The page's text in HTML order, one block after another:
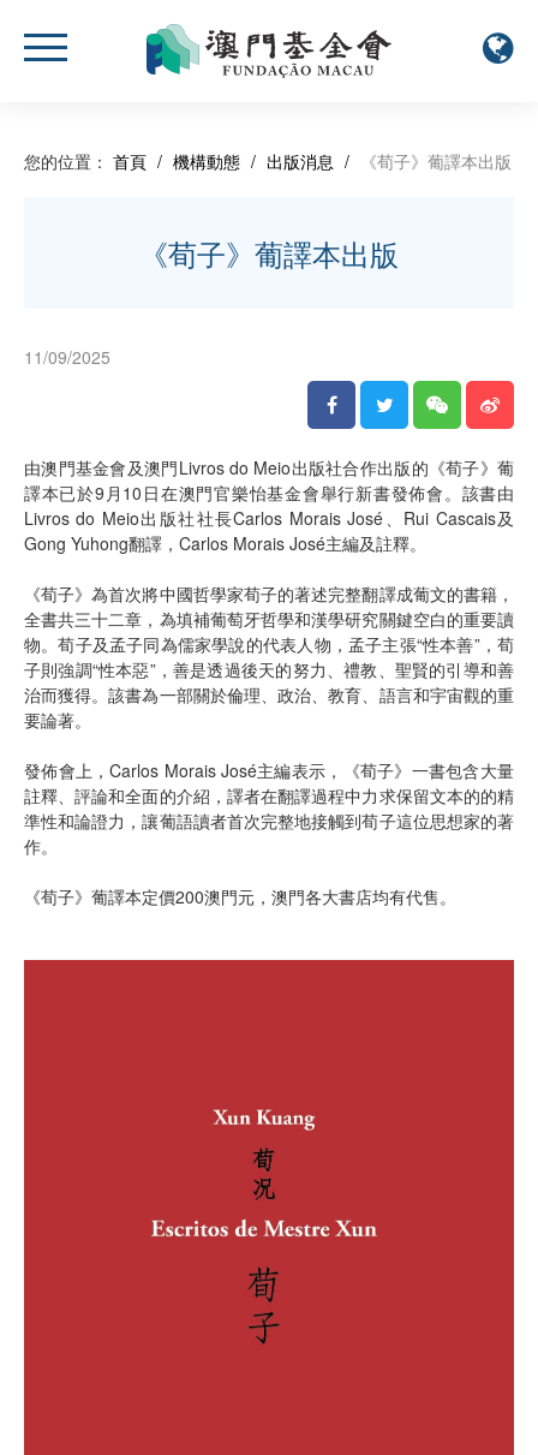
您的位置： 首頁 / 機構動態 / 出版消息 / 《荀子》葡譯本出版
《荀子》葡譯本出版
11/09/2025
由澳門基金會及澳門Livros do Meio出版社合作出版的《荀子》葡
譯本已於9月10日在澳門官樂怡基金會舉行新書發佈會。該書由
Livros do Meio出版社社長Carlos Morais José、Rui Cascais及
Gong Yuhong翻譯，Carlos Morais José主編及註釋。
《荀子》為首次將中國哲學家荀子的著述完整翻譯成葡文的書籍，
全書共三十二章，為填補葡萄牙哲學和漢學研究關鍵空白的重要讀
物。荀子及孟子同為儒家學說的代表人物，孟子主張“性本善”，荀
子則強調“性本惡”，善是透過後天的努力、禮教、聖賢的引導和善
治而獲得。該書為一部關於倫理、政治、教育、語言和宇宙觀的重
要論著。
發佈會上，Carlos Morais José主編表示，《荀子》一書包含大量
註釋、評論和全面的介紹，譯者在翻譯過程中力求保留文本的的精
準性和論證力，讓葡語讀者首次完整地接觸到荀子這位思想家的著
作。
《荀子》葡譯本定價200澳門元，澳門各大書店均有代售。